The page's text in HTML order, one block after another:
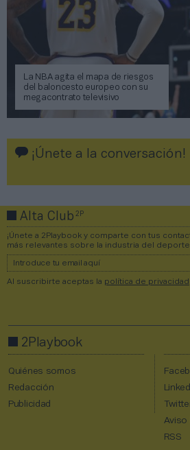
La NBA agita el mapa de riesgos
del baloncesto europeo con su
megacontrato televisivo
¡Únete a la conversación!
Alta Club2P
¡Únete a 2Playbook y comparte con tus
más relevantes sobre la industria del
Al suscribirte aceptas la política de privacidad
2Playbook
Quiénes somos
Redacción
Publicidad
Aviso
RSS